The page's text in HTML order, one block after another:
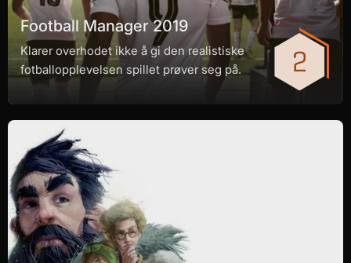
Football Manager 2019
Klarer overhodet ikke å gi den realistiske
fotballopplevelsen spillet prøver seg på.